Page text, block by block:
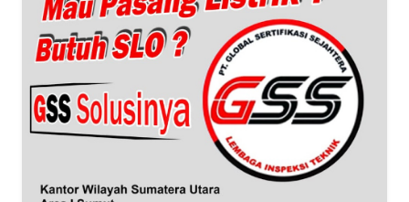
ADVOKAT
WAHANA
WAHANA
WAHANA